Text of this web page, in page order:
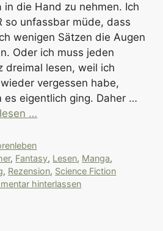
in die Hand zu nehmen. Ich
so unfassbar müde, dass
wenigen Sätzen die Augen
Oder ich muss jeden
dreimal lesen, weil ich
vergessen habe,
es eigentlich ging. Daher …
…
, Fantasy, Lesen, Manga,
, Rezension, Science Fiction
hinterlassen